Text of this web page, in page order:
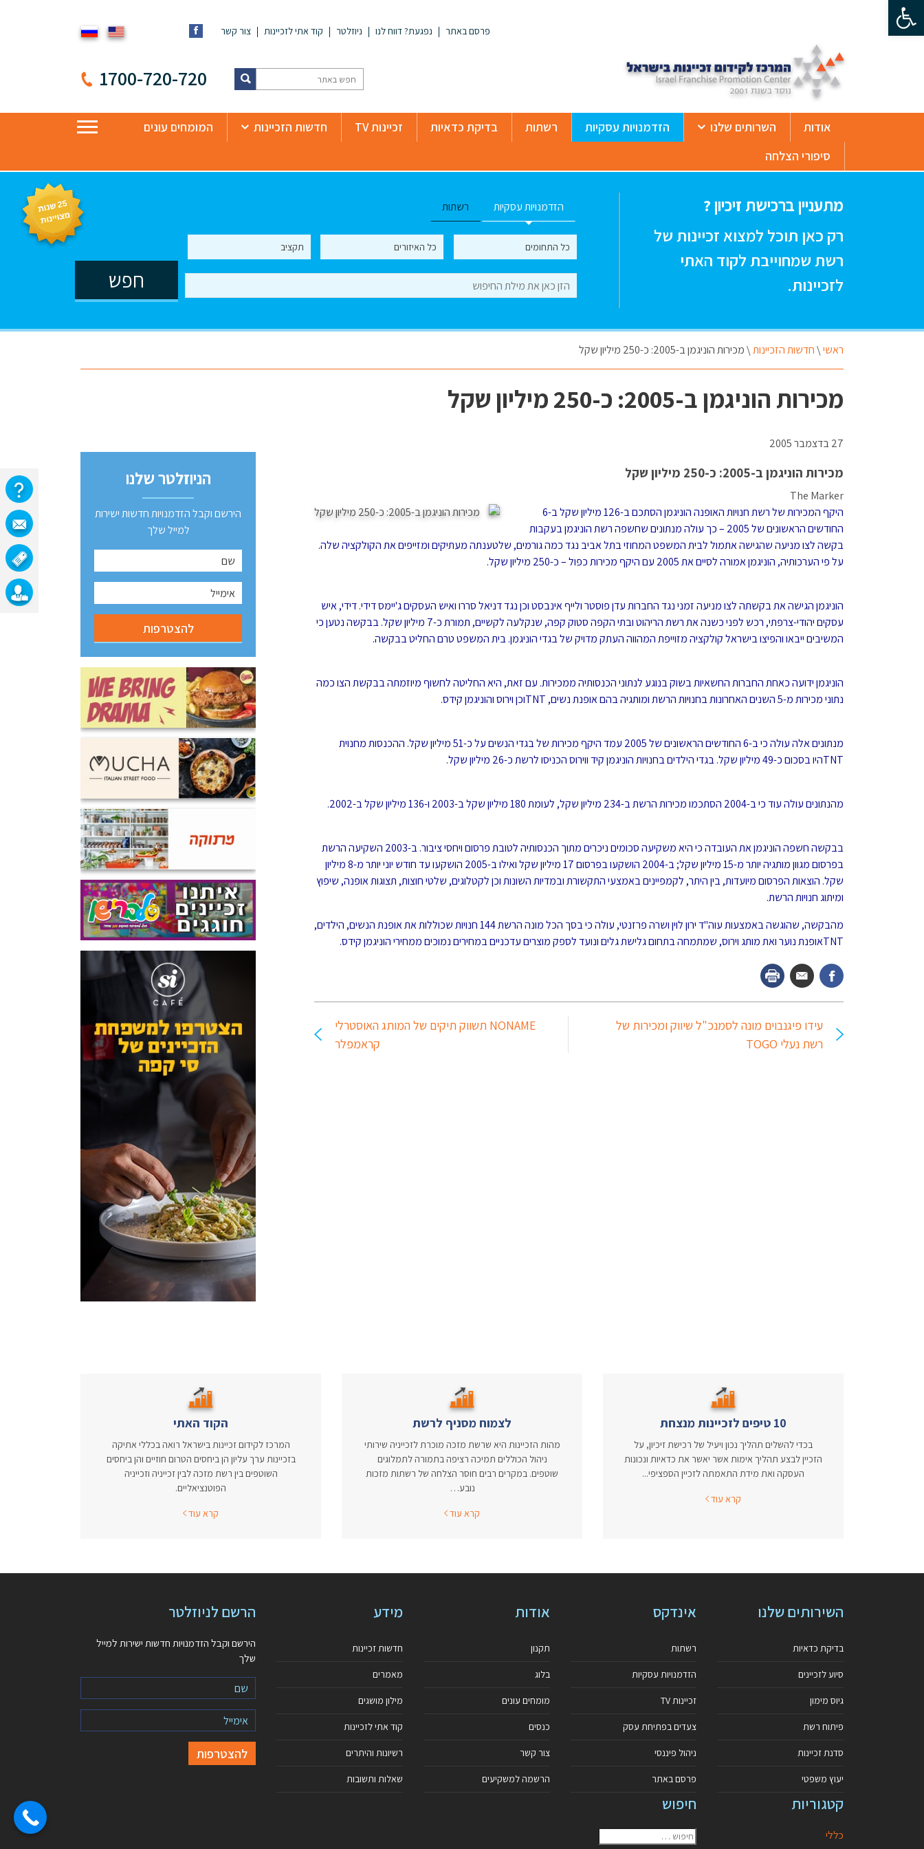
פתח סרגל נגישות
פרסם באתר נפגעת? דווח לנו ניוזלטר קוד אתי לזכיינות צור קשר
1700-720-720
אודות השרותים שלנו הזדמנויות עסקיות רשתות בדיקת כדאיות זכיינות TV חדשות הזכיינות
המומחים עונים
סיפורי הצלחה
מתעניין ברכישת זיכיון ?
רק כאן תוכל למצוא זכיינות של
רשת שמחוייבת לקוד האתי
לזכיינות.
הזדמנויות עסקיות רשתות
ראשי\חדשות הזכיינות\מכירות הוניגמן ב-2005: כ-250 מיליון שקל
מכירות הוניגמן ב-2005: כ-250 מיליון שקל
27 בדצמבר 2005
מכירות הוניגמן ב-2005: כ-250 מיליון שקל
The Marker
היקף המכירות של רשת חנויות האופנה הוניגמן הסתכם ב-126 מיליון שקל ב-6
החודשים הראשונים של 2005 – כך עולה מנתונים שחשפה רשת הוניגמן בעקבות
בקשה לצו מניעה שהגישה אתמול לבית המשפט המחוזי בתל אביב נגד כמה גורמים, שלטענתה מעתיקים ומזייפים את הקולקציה שלה.
על פי הערכותיה, הוניגמן אמורה לסיים את 2005 עם היקף מכירות כפול – כ-250 מיליון שקל.
הוניגמן הגישה את בקשתה לצו מניעה זמני נגד החברות עדן פוסטר ולייף אינבסט וכן נגד דניאל סררו ואיש העסקים ג'יימס דידי. דידי, איש
עסקים יהודי-צרפתי, רכש לפני כשנה את רשת הריהוט ובתי הקפה סטוק קפה, שנקלעה לקשיים, תמורת כ-7 מיליון שקל. בבקשה נטען כי
המשיבים ייבאו והפיצו בישראל קולקציה מזוייפת המהווה העתק מדויק של בגדי הוניגמן. בית המשפט טרם החליט בבקשה.
הוניגמן ידועה כאחת החברות החשאיות בשוק בנוגע לנתוני הכנסותיה ממכירות. עם זאת, היא החליטה לחשוף מיוזמתה בבקשת הצו כמה
נתוני מכירות מ-5 השנים האחרונות בחנויות הרשת ומותגיה בהם אופנת נשים, TNTוכן וירוס והוניגמן קידס.
מנתונים אלה עולה כי ב-6 החודשים הראשונים של 2005 עמד היקף מכירות של בגדי הנשים על כ-51 מיליון שקל. ההכנסות מחנוית
TNTהיו בסכום כ-49 מיליון שקל. בגדי הילדים בחנויות הוניגמן קיד ווירוס הכניסו לרשת כ-26 מיליון שקל.
מהנתונים עולה עוד כי ב-2004 הסתכמו מכירות הרשת ב-234 מיליון שקל, לעומת 180 מיליון שקל ב-2003 ו-136 מיליון שקל ב-2002.
בבקשה חשפה הוניגמן את העובדה כי היא משקיעה סכומים ניכרים מתוך הכנסותיה לטובת פרסום ויחסי ציבור. ב-2003 השקיעה הרשת
בפרסום מגוון מותגיה יותר מ-15 מיליון שקל; ב-2004 הושקעו בפרסום 17 מיליון שקל ואילו ב-2005 הושקעו עד חודש יוני יותר מ-8 מיליון
שקל. הוצאות הפרסום מיועדות, בין היתר, לקמפיינים באמצעי התקשורת ובמדיות השונות וכן לקטלוגים, שלטי חוצות, תצוגות אופנה, שיפוץ
ומיתוג חנויות הרשת.
מהבקשה, שהוגשה באמצעות עוה"ד ירון לוין ושרה פרזנטי, עולה כי בסך הכל מונה הרשת 144 חנויות שכוללות את אופנת הנשים, הילדים,
TNTאופנת נוער ואת מותג וירוס, שמתמחה בתחום גלישת גלים ונועד לספק מוצרים עדכניים במחירים נמוכים ממחירי הוניגמן קידס.
עידו פיגנבוים מונה לסמנכ"ל שיווק ומכירות של
רשת נעלי TOGO
NONAME תשווק תיקים של המותג האוסטרלי
קראמפלר
הניוזלטר שלנו
הירשם וקבל הזדמנויות חדשות ישירות
למייל שלך
10 טיפים לזכיינות מנצחת
בכדי להשלים תהליך נכון ויעיל של רכישת זיכיון, על
הזכיין לבצע תהליך אימות אשר יאשר את כדאיות ונכונות
העסקה ואת מידת התאמתה לזכיין הספציפי...
קרא עוד
לצמוח מסניף לרשת
מהות הזכיינות היא שרשת מזכה מוכרת לזכייניה שירותי
ניהול הכוללים תמיכה רציפה בתמורה לתמלוגים
שוטפים. במקרים רבים חוסר הצלחה של רשתות מזכות
נובע…
קרא עוד
הקוד האתי
המרכז לקידום זכיינות בישראל רואה בכללי אתיקה
בזכיינות ערך עליון הן ביחסים הטרום חוזיים והן ביחסים
השוטפים בין רשת מזכה לבין זכייניה וזכייניה
הפוטנציאליים.
קרא עוד
השירותים שלנו
בדיקת כדאיות
סיוע לזכיינים
גיוס מימון
פיתוח רשת
סדנת זכיינות
יעוץ משפטי
אינדקס
רשתות
הזדמנויות עסקיות
זכיינות TV
צעדים בפתיחת עסק
ניהול פיננסי
פרסם באתר
אודות
תקנון
בלוג
מומחים עונים
כנסים
צור קשר
הרשמה למשקיעים
מידע
חדשות זכיינות
מאמרים
מילון מושגים
קוד אתי לזכיינות
רשיונות והיתרים
שאלות ותשובות
קטגוריות
כללי
חיפוש
הרשם לניוזלטר
הירשם וקבל הזדמנויות חדשות ישירות למייל
שלך